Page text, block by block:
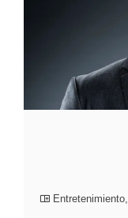
Entretenimiento,